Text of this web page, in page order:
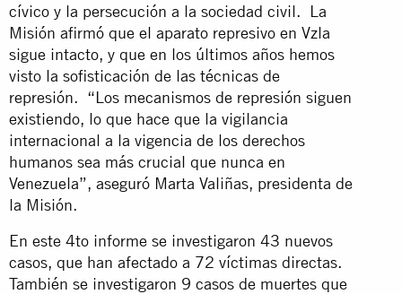
cívico y la persecución a la sociedad civil. La
Misión afirmó que el aparato represivo en Vzla
sigue intacto, y que en los últimos años hemos
visto la sofisticación de las técnicas de
represión. “Los mecanismos de represión siguen
existiendo, lo que hace que la vigilancia
internacional a la vigencia de los derechos
humanos sea más crucial que nunca en
Venezuela”, aseguró Marta Valiñas, presidenta de
la Misión.
En este 4to informe se investigaron 43 nuevos
casos, que han afectado a 72 víctimas directas.
También se investigaron 9 casos de muertes que